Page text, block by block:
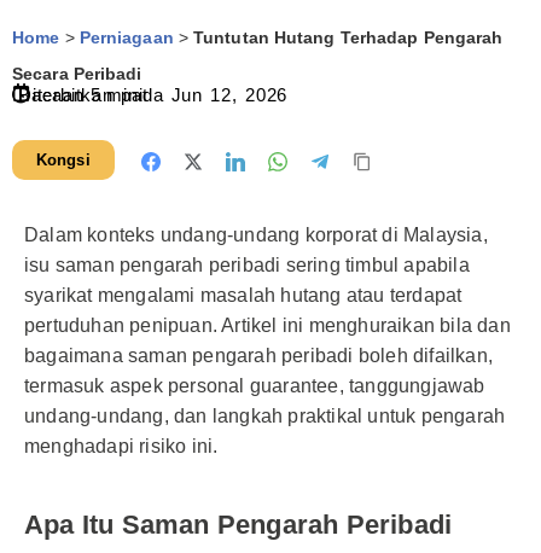
Home > Perniagaan >Tuntutan Hutang Terhadap Pengarah
Secara Peribadi
Diterbitkan pada Jun 12, 2026
Bacaan5 minit
Kongsi
Dalam konteks undang-undang korporat di Malaysia,
isu saman pengarah peribadi sering timbul apabila
syarikat mengalami masalah hutang atau terdapat
pertuduhan penipuan. Artikel ini menghuraikan bila dan
bagaimana saman pengarah peribadi boleh difailkan,
termasuk aspek personal guarantee, tanggungjawab
undang-undang, dan langkah praktikal untuk pengarah
menghadapi risiko ini.
Apa Itu Saman Pengarah Peribadi